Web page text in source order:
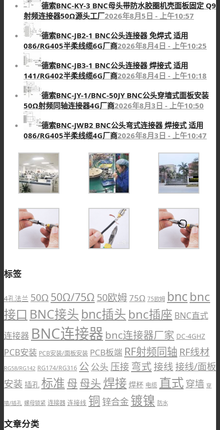
德索BNC-KY-3 BNC母头带防水胶圈机壳面板固定 Q9
射频连接器50Ω源头工厂2026年8月5日 - 上午10:57
德索BNC-JB2-1 BNC公头连接器 免焊式 适用
086/RG405半柔线缆6G厂商2026年8月4日 - 上午10:25
德索BNC-JB3-1 BNC公头连接器 焊接式 适用
141/RG402半柔线缆6G厂商2026年8月4日 - 上午10:18
德索BNC-JY-1/BNC-50JY BNC公头穿墙式面板安装
50Ω射频同轴连接器4G厂商2026年8月3日 - 上午10:50
德索BNC-JWB2 BNC公头弯式连接器 焊接式 适用
086/RG405半柔线缆4G厂商2026年8月3日 - 上午10:47
标签
4孔法兰 50Ω50Ω/75Ω 50欧姆 75Ω 75欧姆 bnc bnc
接口 BNC接头 bnc插头 bnc插座 BNC直式
连接器 BNC连接器 bnc连接器厂家 DC-4GHZ
PCB安装 PCB安装/面板安装 PCB板端 RF射频同轴 RF线材
RG58/RG142 RG174/RG316 公 公头 压接弯式接线接线/面板
安装 插孔 标准 母 母头 焊接 焊杯 电缆 直式穿墙 穿
墙/插孔 螺母锁紧 连接器 连接线 铜 锌合金 镀镍 防水
文章分类